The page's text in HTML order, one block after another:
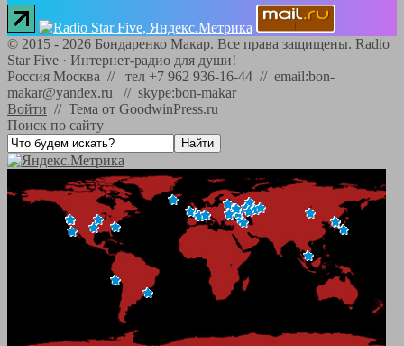
© 2015 - 2026 Бондаренко Макар. Все права защищены. Radio
Star Five · Интернет-радио для души!
Россия Москва // тел +7 962 936-16-44 // email:bon-
makar@yandex.ru // skype:bon-makar
Войти // Тема от GoodwinPress.ru
Поиск по сайту